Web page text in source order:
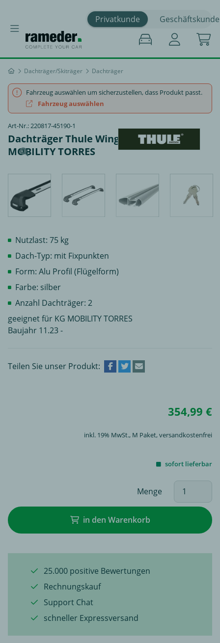
Privatkunde Geschäftskunde
Dachträger/Skiträger Dachträger
Fahrzeug auswählen um sicherzustellen, dass Produkt passt.
Fahrzeug auswählen
Art-Nr.: 220817-45190-1
Dachträger Thule WingBar Edge - KG
MOBILITY TORRES
Nutzlast: 75 kg
Dach-Typ: mit Fixpunkten
Form: Alu Profil (Flügelform)
Farbe: silber
Anzahl Dachträger: 2
geeignet für KG MOBILITY TORRES
Baujahr 11.23 -
Teilen Sie unser Produkt:
354,99 €
inkl. 19% MwSt., M Paket, versandkostenfrei
sofort lieferbar
Menge
in den Warenkorb
25.000 positive Bewertungen
Rechnungskauf
Support Chat
schneller Expressversand